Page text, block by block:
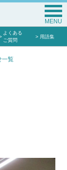
MENU
よくある
ご質問
用語集
一覧